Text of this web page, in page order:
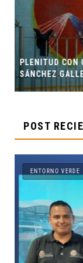
DE JESÚS
POST